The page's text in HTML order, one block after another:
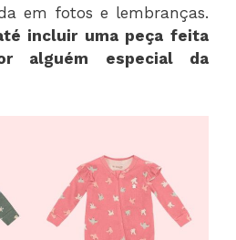
em fotos e lembranças.
incluir uma peça feita
alguém especial da